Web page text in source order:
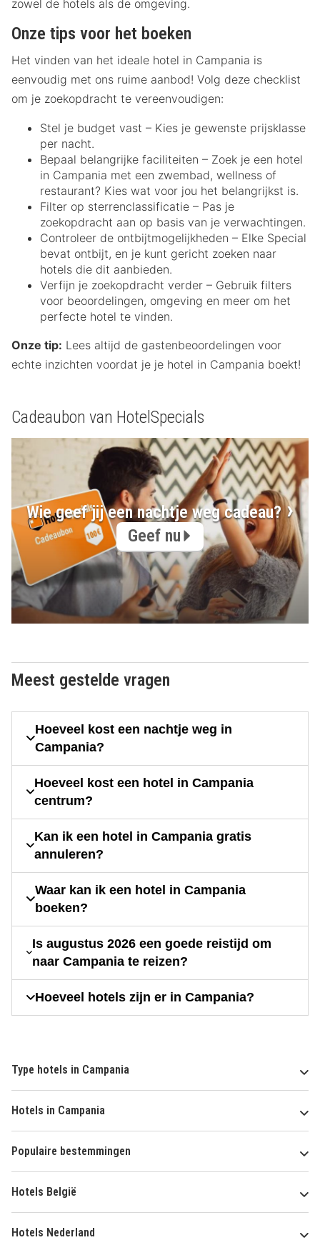
zowel de hotels als de omgeving.
Onze tips voor het boeken
Het vinden van het ideale hotel in Campania is
eenvoudig met ons ruime aanbod! Volg deze checklist
om je zoekopdracht te vereenvoudigen:
Stel je budget vast – Kies je gewenste prijsklasse
per nacht.
Bepaal belangrijke faciliteiten – Zoek je een hotel
in Campania met een zwembad, wellness of
restaurant? Kies wat voor jou het belangrijkst is.
Filter op sterrenclassificatie – Pas je
zoekopdracht aan op basis van je verwachtingen.
Controleer de ontbijtmogelijkheden – Elke Special
bevat ontbijt, en je kunt gericht zoeken naar
hotels die dit aanbieden.
Verfijn je zoekopdracht verder – Gebruik filters
voor beoordelingen, omgeving en meer om het
perfecte hotel te vinden.
Onze tip: Lees altijd de gastenbeoordelingen voor
echte inzichten voordat je je hotel in Campania boekt!
Cadeaubon van HotelSpecials
Wie geef jij een nachtje weg cadeau?
Geef nu
Meest gestelde vragen
Hoeveel kost een nachtje weg in
Campania?
Hoeveel kost een hotel in Campania
centrum?
Kan ik een hotel in Campania gratis
annuleren?
Waar kan ik een hotel in Campania
boeken?
Is augustus 2026 een goede reistijd om
naar Campania te reizen?
Hoeveel hotels zijn er in Campania?
Type hotels in Campania
Hotels in Campania
Populaire bestemmingen
Hotels België
Hotels Nederland